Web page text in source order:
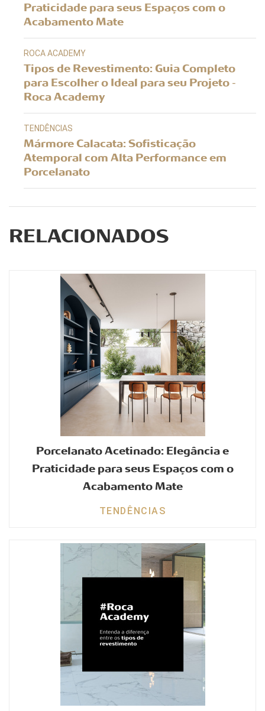
Praticidade para seus Espaços com o
Acabamento Mate
ROCA ACADEMY
Tipos de Revestimento: Guia Completo
para Escolher o Ideal para seu Projeto -
Roca Academy
TENDÊNCIAS
Mármore Calacata: Sofisticação
Atemporal com Alta Performance em
Porcelanato
RELACIONADOS
Porcelanato Acetinado: Elegância e
Praticidade para seus Espaços com o
Acabamento Mate
TENDÊNCIAS